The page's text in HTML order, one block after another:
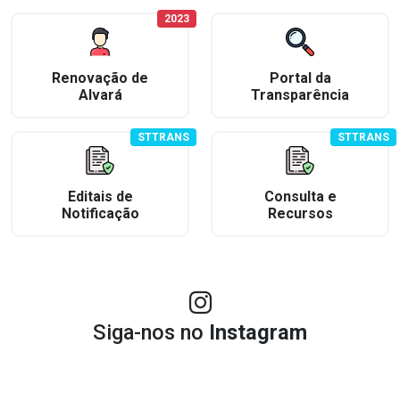
Renovação de
Alvará
2023
Portal da
Transparência
Editais de
Notificação
STTRANS
Consulta e
Recursos
STTRANS
Siga-nos no Instagram